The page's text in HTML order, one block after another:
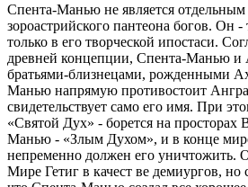
Спента-Манью не является
зороастрийского пантеона богов. Он
только в его творческой ипостаси.
древней концепции, Спента-Манью
братьями-близнецами, рожденными
Манью напрямую противостоит
свидетельствует само его имя. При
«Святой Дух» - борется на просторах
Манью - «Злым Духом», и в конце
непременно должен его уничтожить.
Мире Гетиг в качест ве демиургов, но